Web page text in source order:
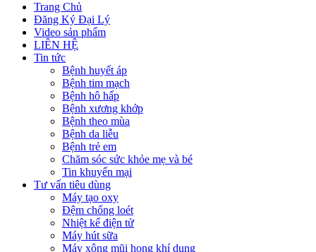
Trang Chủ
Đăng Ký Đại Lý
Video sản phẩm
LIÊN HỆ
Tin tức
Bệnh huyết áp
Bệnh tim mạch
Bệnh hô hấp
Bệnh xương khớp
Bệnh theo mùa
Bệnh da liễu
Bệnh trẻ em
Chăm sóc sức khỏe mẹ và bé
Tin khuyến mại
Tư vấn tiêu dùng
Máy tạo oxy
Đệm chống loét
Nhiệt kế điện tử
Máy hút sữa
Máy xông mũi họng khí dung